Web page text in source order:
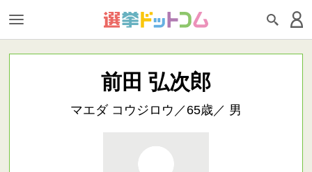
前田 弘次郎
マエダ コウジロウ／65歳／ 男